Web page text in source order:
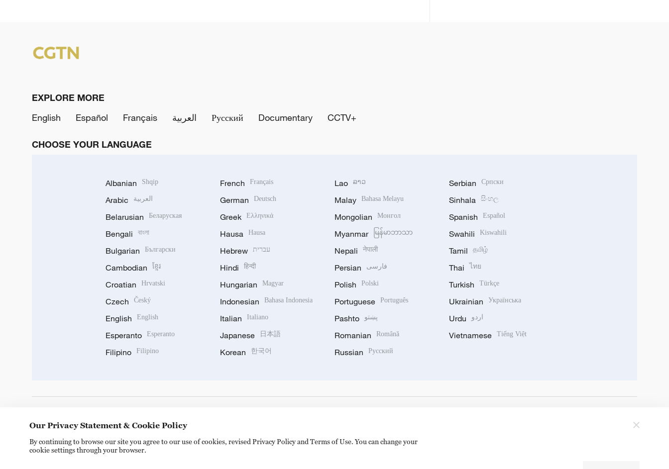
EXPLORE MORE
English
Español Français العربية Русский Documentary CCTV+
CHOOSE YOUR LANGUAGE
Albanian Shqip
Arabic العربية
Belarusian Беларуская
Bengali বাংলা
Bulgarian Български
Cambodian ខ្មែរ
Croatian Hrvatski
Czech Český
English English
Esperanto Esperanto
Filipino Filipino
French Français
German Deutsch
Greek Ελληνικά
Hausa Hausa
Hebrew עברית
Hindi हिन्दी
Hungarian Magyar
Indonesian Bahasa Indonesia
Italian Italiano
Japanese 日本語
Korean 한국어
Lao ລາວ
Malay Bahasa Melayu
Mongolian Монгол
Myanmar မြန်မာဘာသာ
Nepali नेपाली
Persian فارسی
Polish Polski
Portuguese Português
Pashto پښتو
Romanian Română
Russian Русский
Serbian Српски
Sinhala සිංහල
Spanish Español
Swahili Kiswahili
Tamil தமிழ்
Thai ไทย
Turkish Türkçe
Ukrainian Українська
Urdu اردو
Vietnamese Tiếng Việt
Our Privacy Statement & Cookie Policy
By continuing to browse our site you agree to our use of cookies, revised Privacy Policy and Terms of Use. You can change your
cookie settings through your browser.